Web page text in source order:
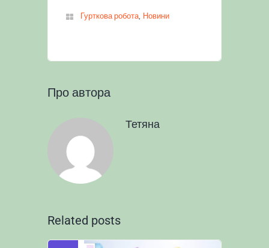
Гурткова робота Новини
Про автора
Тетяна
Related posts